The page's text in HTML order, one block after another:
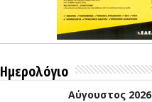
Ημερολόγιο
Αύγουστος 2026